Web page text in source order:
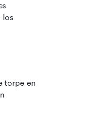
los
torpe en